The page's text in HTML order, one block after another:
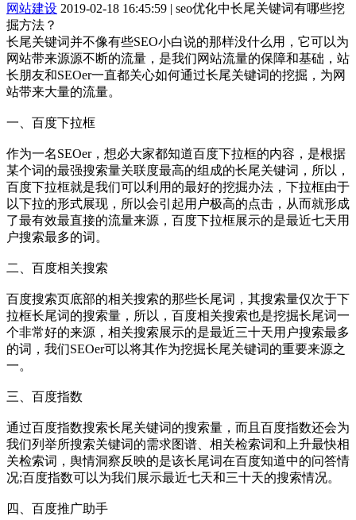
网站建设 2019-02-18 16:45:59 | seo优化中长尾关键词有哪些挖
掘方法？
长尾关键词并不像有些SEO小白说的那样没什么用，它可以为
网站带来源源不断的流量，是我们网站流量的保障和基础，站
长朋友和SEOer一直都关心如何通过长尾关键词的挖掘，为网
站带来大量的流量。
一、百度下拉框
作为一名SEOer，想必大家都知道百度下拉框的内容，是根据
某个词的最强搜索量关联度最高的组成的长尾关键词，所以，
百度下拉框就是我们可以利用的最好的挖掘办法，下拉框由于
以下拉的形式展现，所以会引起用户极高的点击，从而就形成
了最有效最直接的流量来源，百度下拉框展示的是最近七天用
户搜索最多的词。
二、百度相关搜索
百度搜索页底部的相关搜索的那些长尾词，其搜索量仅次于下
拉框长尾词的搜索量，所以，百度相关搜索也是挖掘长尾词一
个非常好的来源，相关搜索展示的是最近三十天用户搜索最多
的词，我们SEOer可以将其作为挖掘长尾关键词的重要来源之
一。
三、百度指数
通过百度指数搜索长尾关键词的搜索量，而且百度指数还会为
我们列举所搜索关键词的需求图谱、相关检索词和上升最快相
关检索词，舆情洞察反映的是该长尾词在百度知道中的问答情
况;百度指数可以为我们展示最近七天和三十天的搜索情况。
四、百度推广助手